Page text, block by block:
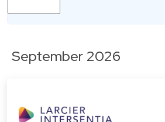
September 2026